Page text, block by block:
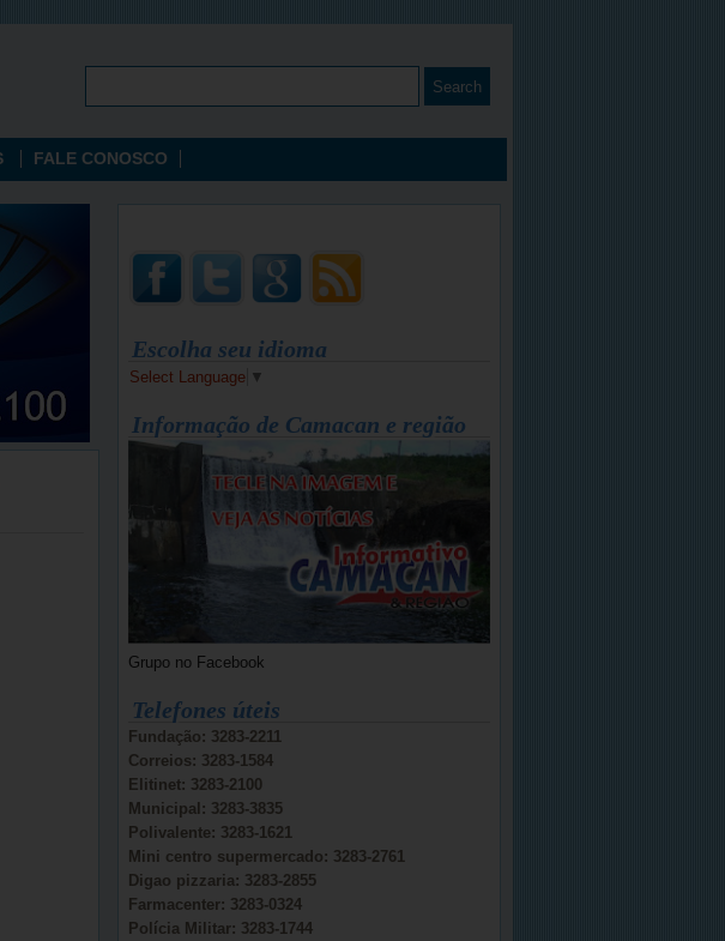
FALE CONOSCO
Escolha seu idioma
Select Language ▼
Informação de Camacan e região
Grupo no Facebook
Telefones úteis
Fundação: 3283-2211
Correios: 3283-1584
Elitinet: 3283-2100
Municipal: 3283-3835
Polivalente: 3283-1621
Mini centro supermercado: 3283-2761
Digao pizzaria: 3283-2855
Farmacenter: 3283-0324
Polícia Militar: 3283-1744